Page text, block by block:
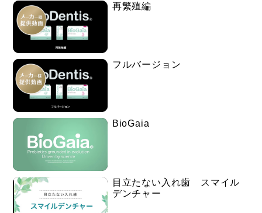
再繁殖編
フルバージョン
BioGaia
目立たない入れ歯 スマイル
デンチャー